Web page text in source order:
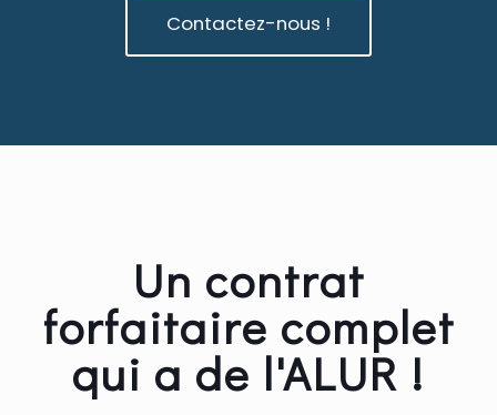
Contactez-nous !
Un contrat
forfaitaire complet
qui a de l'ALUR !